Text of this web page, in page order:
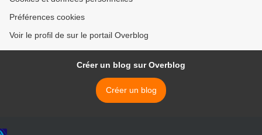
Préférences cookies
Voir le profil de sur le portail Overblog
Créer un blog sur Overblog
Créer un blog